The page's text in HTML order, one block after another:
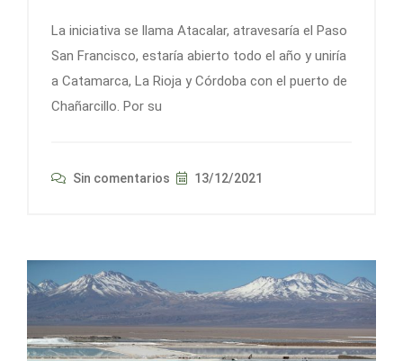
La iniciativa se llama Atacalar, atravesaría el Paso
San Francisco, estaría abierto todo el año y uniría
a Catamarca, La Rioja y Córdoba con el puerto de
Chañarcillo. Por su
Sin comentarios 13/12/2021